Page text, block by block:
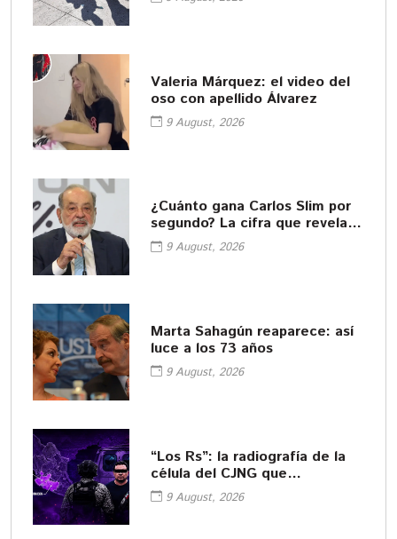
Valeria Márquez: el video del
oso con apellido Álvarez
9 August, 2026
¿Cuánto gana Carlos Slim por
segundo? La cifra que revela el
tamaño de su fortuna
9 August, 2026
Marta Sahagún reaparece: así
luce a los 73 años
9 August, 2026
“Los Rs”: la radiografía de la
célula del CJNG que
encabezaba "El R-1"
9 August, 2026